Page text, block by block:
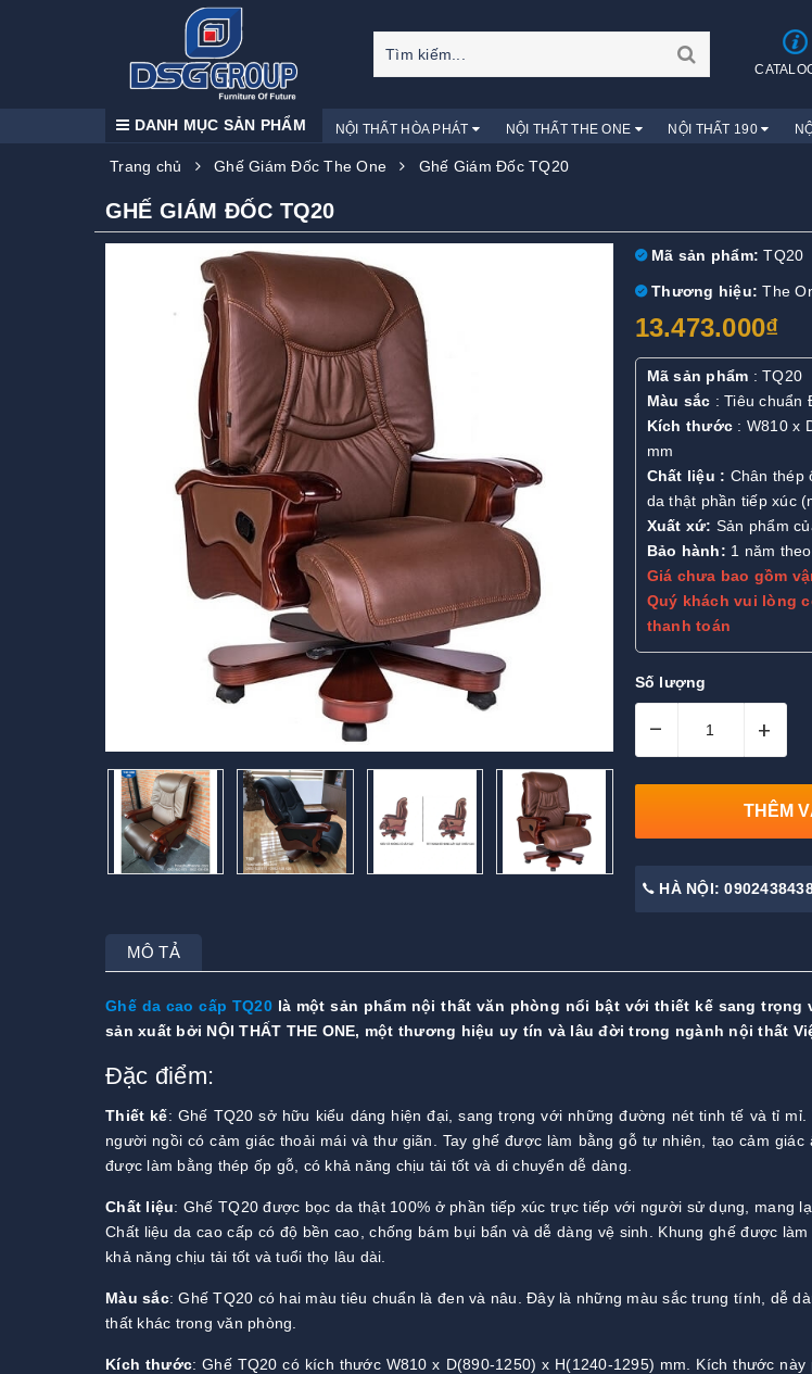
DANH MỤC SẢN PHẨM NỘI THẤT HÒA PHÁT NỘI THẤT THE ONE NỘI THẤT 190
Trang chủ Ghế Giám Đốc The One Ghế Giám Đốc TQ20
GHẾ GIÁM ĐỐC TQ20
Mã sản phẩm: TQ20
Thương hiệu: The
13.473.000₫
Mã sản phẩm : TQ20
Màu sắc : Tiêu chuẩn
Kích thước : W810 x
mm
Chất liệu : Chân thép
da thật phần tiếp xúc
Xuất xứ: Sản phẩm
Bảo hành: 1 năm
Giá chưa bao gồm
Quý khách vui lòng
thanh toán
Số lượng
– +
THÊM
HÀ NỘI:
MÔ TẢ
Ghế da cao cấp TQ20là một sản phẩm nội thất văn phòng nổi bật với thiết kế sang trọng
sản xuất bởi NỘI THẤT THE ONE, một thương hiệu uy tín và lâu đời trong ngành nội thất
Đặc điểm:
Thiết kế: Ghế TQ20 sở hữu kiểu dáng hiện đại, sang trọng với những đường nét tinh tế và tỉ
người ngồi có cảm giác thoải mái và thư giãn. Tay ghế được làm bằng gỗ tự nhiên, tạo cảm giác
được làm bằng thép ốp gỗ, có khả năng chịu tải tốt và di chuyển dễ dàng.
Chất liệu: Ghế TQ20 được bọc da thật 100% ở phần tiếp xúc trực tiếp với người sử dụng, mang
Chất liệu da cao cấp có độ bền cao, chống bám bụi bẩn và dễ dàng vệ sinh. Khung ghế được
khả năng chịu tải tốt và tuổi thọ lâu dài.
Màu sắc: Ghế TQ20 có hai màu tiêu chuẩn là đen và nâu. Đây là những màu sắc trung tính, dễ
thất khác trong văn phòng.
Kích thước: Ghế TQ20 có kích thước W810 x D(890-1250) x H(1240-1295) mm. Kích thước